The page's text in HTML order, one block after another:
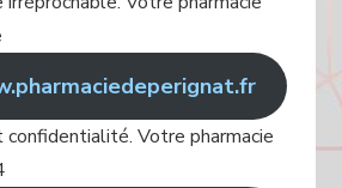
Votre pharmacie